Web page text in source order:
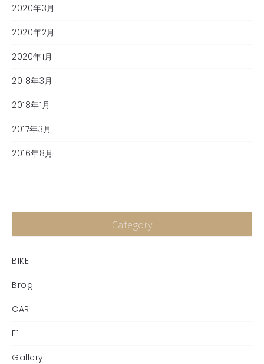
2020年3月
2020年2月
2020年1月
2018年3月
2018年1月
2017年3月
2016年8月
Category
BIKE
Brog
CAR
F1
Gallery